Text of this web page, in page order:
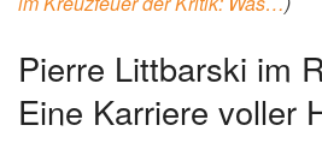
Pierre Littbarski im
Eine Karriere voller